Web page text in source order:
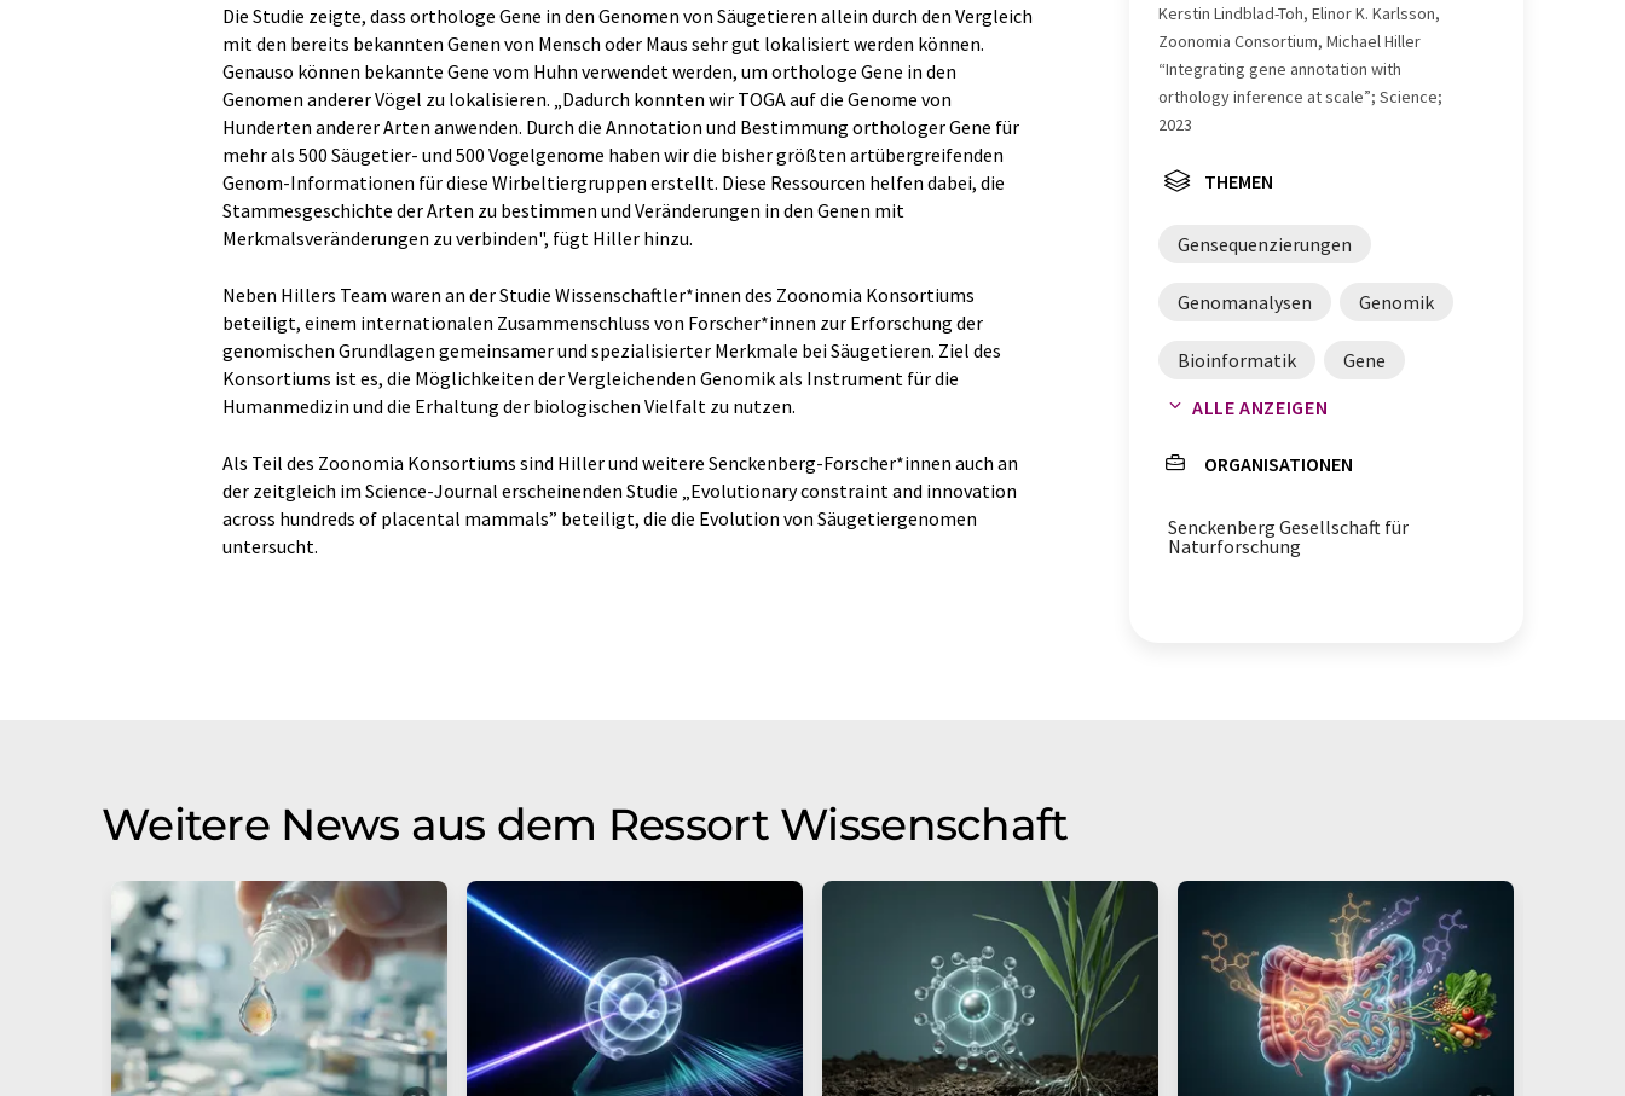
Die Studie zeigte, dass orthologe Gene in den Genomen von Säugetieren allein durch den Vergleich
mit den bereits bekannten Genen von Mensch oder Maus sehr gut lokalisiert werden können.
Genauso können bekannte Gene vom Huhn verwendet werden, um orthologe Gene in den
Genomen anderer Vögel zu lokalisieren. „Dadurch konnten wir TOGA auf die Genome von
Hunderten anderer Arten anwenden. Durch die Annotation und Bestimmung orthologer Gene für
mehr als 500 Säugetier- und 500 Vogelgenome haben wir die bisher größten artübergreifenden
Genom-Informationen für diese Wirbeltiergruppen erstellt. Diese Ressourcen helfen dabei, die
Stammesgeschichte der Arten zu bestimmen und Veränderungen in den Genen mit
Merkmalsveränderungen zu verbinden", fügt Hiller hinzu.
Neben Hillers Team waren an der Studie Wissenschaftler*innen des Zoonomia Konsortiums
beteiligt, einem internationalen Zusammenschluss von Forscher*innen zur Erforschung der
genomischen Grundlagen gemeinsamer und spezialisierter Merkmale bei Säugetieren. Ziel des
Konsortiums ist es, die Möglichkeiten der Vergleichenden Genomik als Instrument für die
Humanmedizin und die Erhaltung der biologischen Vielfalt zu nutzen.
Als Teil des Zoonomia Konsortiums sind Hiller und weitere Senckenberg-Forscher*innen auch an
der zeitgleich im Science-Journal erscheinenden Studie „Evolutionary constraint and innovation
across hundreds of placental mammals” beteiligt, die die Evolution von Säugetiergenomen
untersucht.
Kerstin Lindblad-Toh, Elinor K. Karlsson,
Zoonomia Consortium, Michael Hiller
“Integrating gene annotation with
orthology inference at scale”; Science;
2023
THEMEN
Gensequenzierungen
Genomanalysen Genomik
Bioinformatik Gene
Genanalysen
ALLE ANZEIGEN
ORGANISATIONEN
Senckenberg Gesellschaft für
Naturforschung
Weitere News aus dem Ressort Wissenschaft